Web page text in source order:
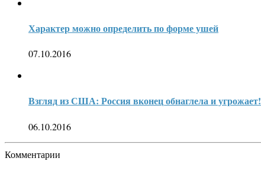
Характер можно определить по форме ушей
07.10.2016
Взгляд из США: Россия вконец обнаглела и угрожает!
06.10.2016
Комментарии